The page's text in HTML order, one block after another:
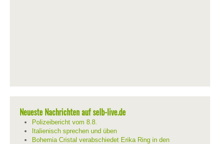
Neueste Nachrichten auf selb-live.de
Polizeibericht vom 8.8.
Italienisch sprechen und üben
Bohemia Cristal verabschiedet Erika Ring in den